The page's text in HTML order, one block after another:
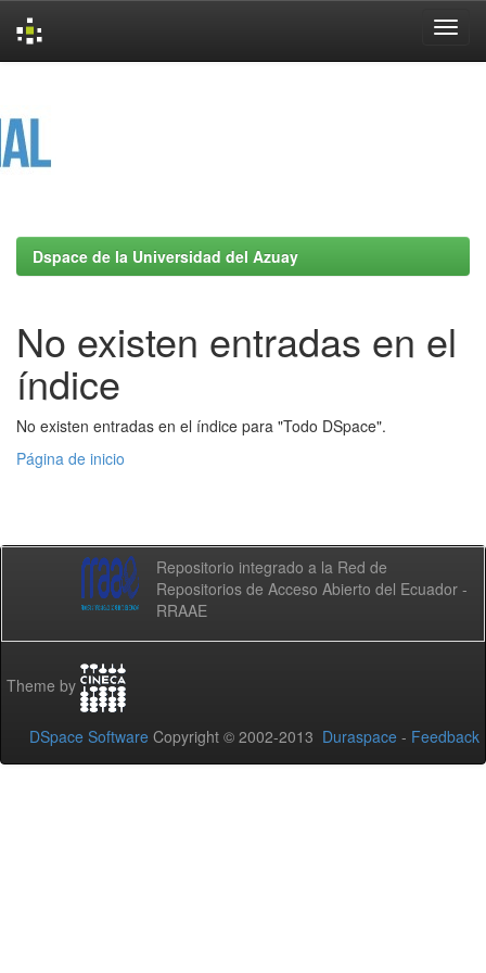
Dspace de la Universidad del Azuay
No existen entradas en el
índice
No existen entradas en el índice para "Todo DSpace".
Página de inicio
Repositorio integrado a la Red de
Repositorios de Acceso Abierto del Ecuador -
RRAAE
Theme by
DSpace Software Copyright © 2002-2013 Duraspace - Feedback